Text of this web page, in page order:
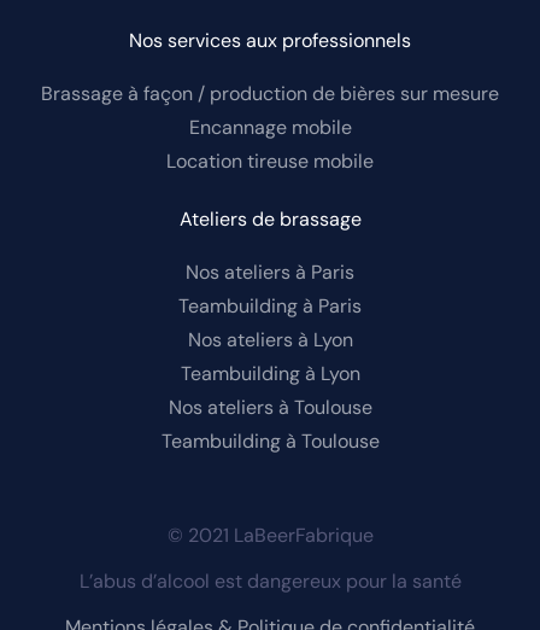
Nos services aux professionnels
Brassage à façon / production de bières sur mesure
Encannage mobile
Location tireuse mobile
Ateliers de brassage
Nos ateliers à Paris
Teambuilding à Paris
Nos ateliers à Lyon
Teambuilding à Lyon
Nos ateliers à Toulouse
Teambuilding à Toulouse
© 2021 LaBeerFabrique
L’abus d’alcool est dangereux pour la santé